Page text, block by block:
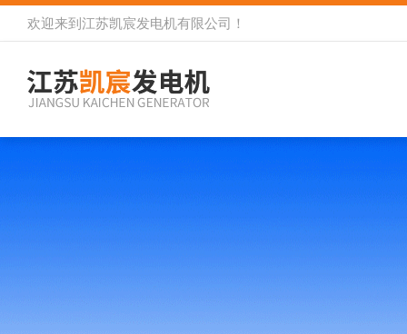
欢迎来到 江苏凯宸发电机有限公司 ！